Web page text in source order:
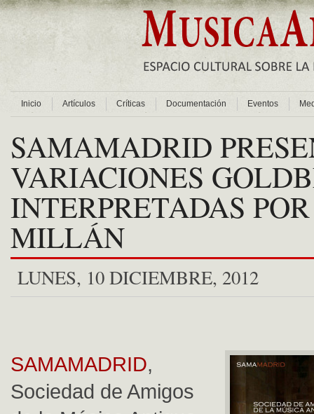
Inicio Artículos Críticas Documentación Eventos
SAMAMADRID
VARIACIONES
INTERPRETADAS
MILLÁN
LUNES, 10 DICIEMBRE, 2012
SAMAMADRID,
Sociedad de Amigos